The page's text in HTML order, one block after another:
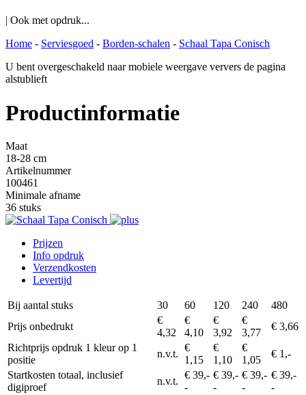
| Ook met opdruk...
Home - Serviesgoed - Borden-schalen - Schaal Tapa Conisch
U bent overgeschakeld naar mobiele weergave ververs de pagina
alstublieft
Productinformatie
Maat
18-28 cm
Artikelnummer
100461
Minimale afname
36 stuks
Prijzen
Info opdruk
Verzendkosten
Levertijd
Bij aantal stuks 30 60 120 240
480
Prijs onbedrukt
€
4,32
€
4,10
€
3,92
€
3,77
€ 3,66
Richtprijs opdruk 1 kleur op 1
positie
n.v.t.
€
1,15
€
1,10
€
1,05
€ 1,-
Startkosten totaal, inclusief
digiproef
n.v.t.
€ 39,-
-
€ 39,-
-
€ 39,-
-
€ 39,-
-